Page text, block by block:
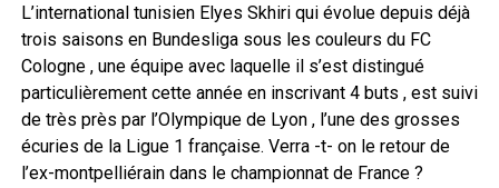
L’international tunisien Elyes Skhiri qui évolue depuis déjà
trois saisons en Bundesliga sous les couleurs du FC
Cologne , une équipe avec laquelle il s’est distingué
particulièrement cette année en inscrivant 4 buts , est suivi
de très près par l’Olympique de Lyon , l’une des grosses
écuries de la Ligue 1 française. Verra -t- on le retour de
l’ex-montpelliérain dans le championnat de France ?